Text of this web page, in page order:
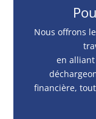
Nous offrons
en
financière,